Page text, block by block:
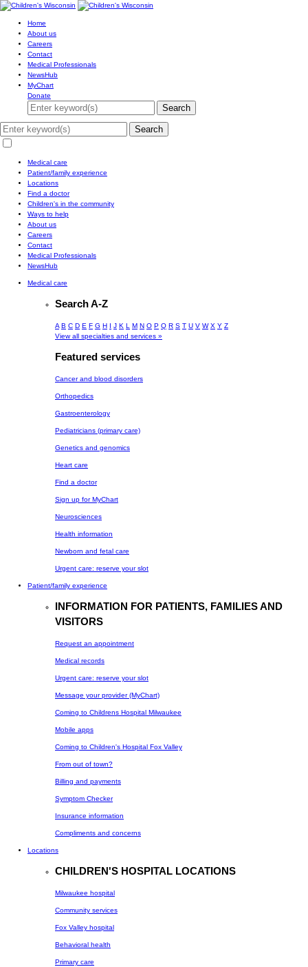
Home
About us
Careers
Contact
Medical Professionals
NewsHub
MyChart
Donate
Search
Search
Medical care
Patient/family experience
Locations
Find a doctor
Children's in the community
Ways to help
About us
Careers
Contact
Medical Professionals
NewsHub
Medical care
Search A-Z
A B C D E F G H I J K L M N O P Q R S T U V W X Y Z
View all specialties and services »
Featured services
Cancer and blood disorders
Orthopedics
Gastroenterology
Pediatricians (primary care)
Genetics and genomics
Heart care
Find a doctor
Sign up for MyChart
Neurosciences
Health information
Newborn and fetal care
Urgent care: reserve your slot
Patient/family experience
INFORMATION FOR PATIENTS, FAMILIES AND
VISITORS
Request an appointment
Medical records
Urgent care: reserve your slot
Message your provider (MyChart)
Coming to Childrens Hospital Milwaukee
Mobile apps
Coming to Children's Hospital Fox Valley
From out of town?
Billing and payments
Symptom Checker
Insurance information
Compliments and concerns
Locations
CHILDREN'S HOSPITAL LOCATIONS
Milwaukee hospital
Community services
Fox Valley hospital
Behavioral health
Primary care